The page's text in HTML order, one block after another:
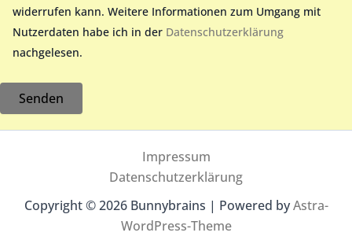
widerrufen kann. Weitere Informationen zum Umgang mit
Nutzerdaten habe ich in der Datenschutzerklärung
nachgelesen.
Impressum
Datenschutzerklärung
Copyright © 2026 Bunnybrains | Powered byAstra-
WordPress-Theme